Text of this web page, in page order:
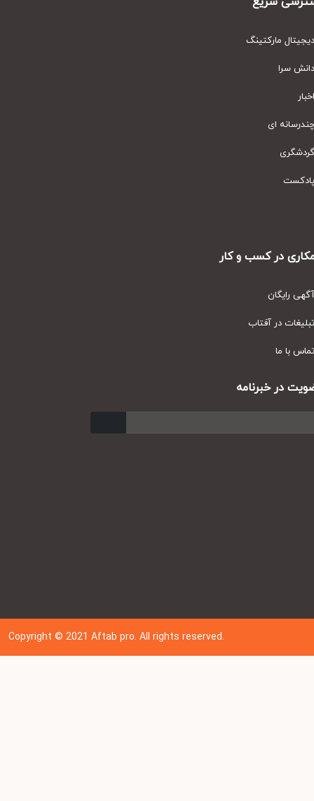
مارکتینگ
سرا
ای
در کسب و کار
رایگان
در آفتاب
با ما
در خبرنامه
Copyright © 202 1Aftab pro. All rights reserved.